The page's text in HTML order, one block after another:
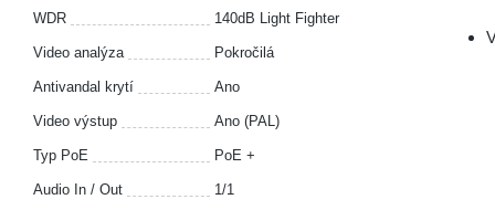
WDR 140dB Light Fighter
Video analýza Pokročilá
Antivandal krytí Ano
Video výstup Ano (PAL)
Typ PoE PoE +
Audio In / Out 1/1